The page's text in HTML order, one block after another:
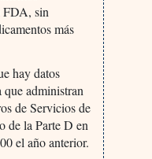
FDA, sin
más
hay datos
que administran
de Servicios de
de la Parte D en
el año anterior.